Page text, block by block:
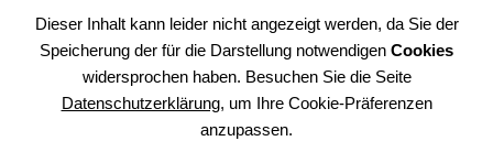
Dieser Inhalt kann leider nicht angezeigt werden, da Sie der
Speicherung der für die Darstellung notwendigen Cookies
widersprochen haben. Besuchen Sie die Seite
Datenschutzerklärung, um Ihre Cookie-Präferenzen
anzupassen.